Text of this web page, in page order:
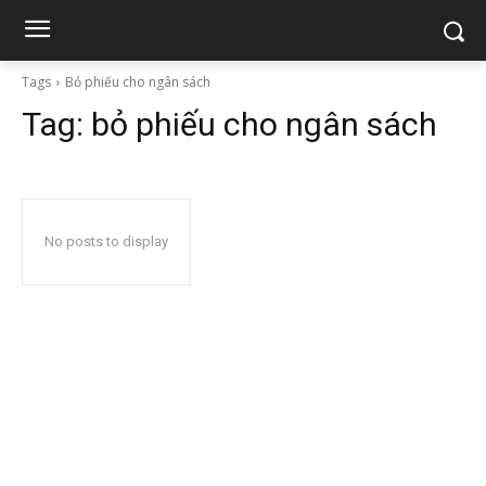
Tags Bỏ phiếu cho ngân sách
Tag: bỏ phiếu cho ngân sách
No posts to display